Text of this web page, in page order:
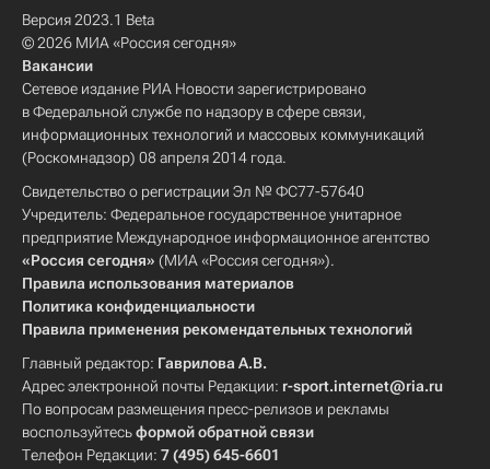
Версия 2023.1 Beta
© 2026 МИА «Россия сегодня»
Вакансии
Сетевое издание РИА Новости зарегистрировано
в Федеральной службе по надзору в сфере связи,
информационных технологий и массовых коммуникаций
(Роскомнадзор) 08 апреля 2014 года.
Свидетельство о регистрации Эл № ФС77-57640
Учредитель: Федеральное государственное унитарное
предприятие Международное информационное агентство
«Россия сегодня» (МИА «Россия сегодня»).
Правила использования материалов
Политика конфиденциальности
Правила применения рекомендательных технологий
Главный редактор: Гаврилова А.В.
Адрес электронной почты Редакции: r-sport.internet@ria.ru
По вопросам размещения пресс-релизов и рекламы
воспользуйтесьформой обратной связи
Телефон Редакции: 7 (495) 645-6601